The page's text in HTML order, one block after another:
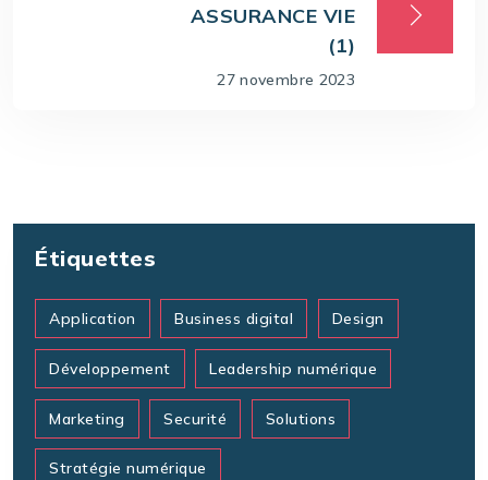
ASSURANCE VIE
(1)
27 novembre 2023
Étiquettes
Application Business digital Design
Développement Leadership numérique
Marketing Securité Solutions
Stratégie numérique